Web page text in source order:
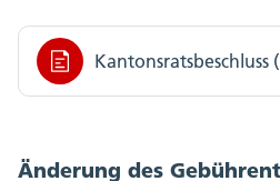
Kantonsratsbeschluss
Änderung des